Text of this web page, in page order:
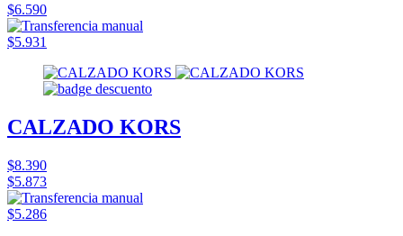
$6.590
$5.931
CALZADO KORS
$8.390
$5.873
$5.286